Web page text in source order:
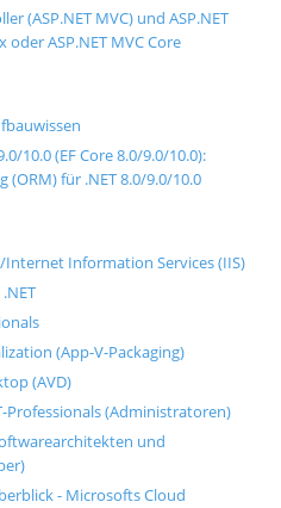
(ASP.NET MVC) und ASP.NET
oder ASP.NET MVC Core
10.0 (EF Core 8.0/9.0/10.0):
für .NET 8.0/9.0/10.0
Information Services (IIS)
(App-V-Packaging)
(AVD)
Professionals (Administratoren)
und
- Microsofts Cloud